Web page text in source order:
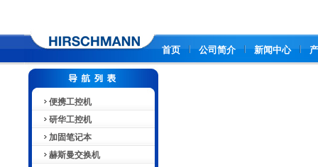
首页 公司简介 新闻中心
便携工控机
研华工控机
加固笔记本
赫斯曼交换机